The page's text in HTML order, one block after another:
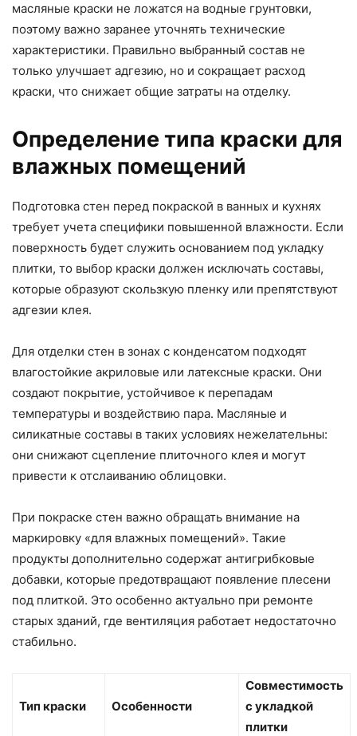
масляные краски не ложатся на водные грунтовки,
поэтому важно заранее уточнять технические
характеристики. Правильно выбранный состав не
только улучшает адгезию, но и сокращает расход
краски, что снижает общие затраты на отделку.
Определение типа краски для
влажных помещений
Подготовка стен перед покраской в ванных и кухнях
требует учета специфики повышенной влажности. Если
поверхность будет служить основанием под укладку
плитки, то выбор краски должен исключать составы,
которые образуют скользкую пленку или препятствуют
адгезии клея.
Для отделки стен в зонах с конденсатом подходят
влагостойкие акриловые или латексные краски. Они
создают покрытие, устойчивое к перепадам
температуры и воздействию пара. Масляные и
силикатные составы в таких условиях нежелательны:
они снижают сцепление плиточного клея и могут
привести к отслаиванию облицовки.
При покраске стен важно обращать внимание на
маркировку «для влажных помещений». Такие
продукты дополнительно содержат антигрибковые
добавки, которые предотвращают появление плесени
под плиткой. Это особенно актуально при ремонте
старых зданий, где вентиляция работает недостаточно
стабильно.
Тип краски Особенности
Совместимость
с укладкой
плитки